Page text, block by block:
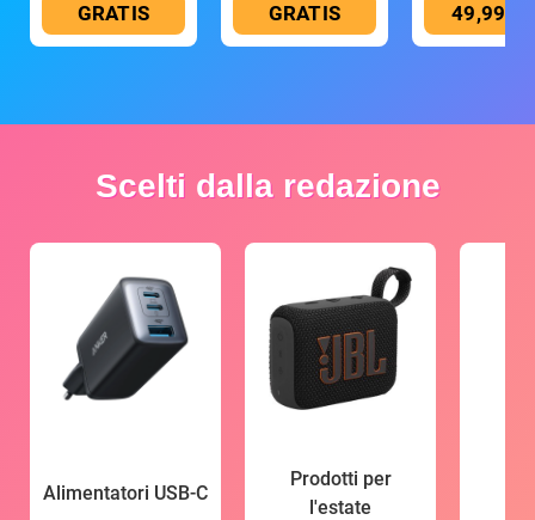
GRATIS GRATIS 49,99 €
Scelti dalla redazione
Alimentatori USB-C
Prodotti per
l'estate